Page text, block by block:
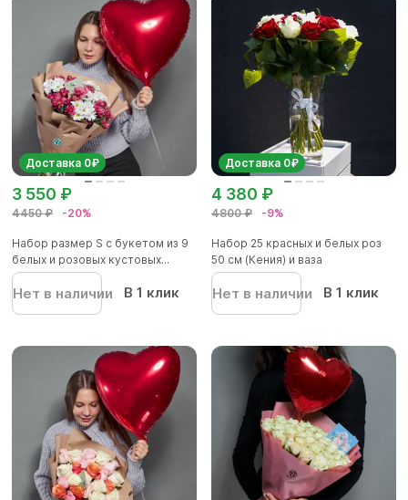
Доставка 0₽
4450 ₽ -20%
3 550 ₽
Набор размер S с букетом из 9
белых и розовых кустовых...
Нет в наличии В 1 клик
Доставка 0₽
4800 ₽ -9%
4 380 ₽
Набор 25 красных и белых роз
50 см (Кения) и ваза
Нет в наличии В 1 клик